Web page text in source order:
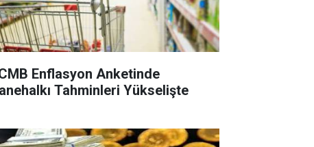
Enflasyon Anketinde
Tahminleri Yükselişte